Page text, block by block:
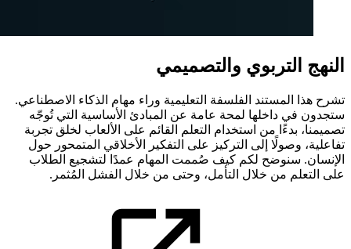
النهج التربوي والتصميمي
تشرح هذا المستند الفلسفة التعليمية وراء مهام الذكاء الاصطناعي.
ستجدون في داخلها لمحة عامة عن المبادئ الأساسية التي تُوجّه
تصميمنا، بدءًا من استخدام التعلم القائم على الألعاب لخلق تجربة
تفاعلية، وصولًا إلى التركيز على التفكير الأخلاقي المتمحور حول
الإنسان. سنوضح لكم كيف صُممت المهام عمدًا لتشجيع الطلاب
على التعلم من خلال التأمل، وحتى من خلال الفشل المُثمر.